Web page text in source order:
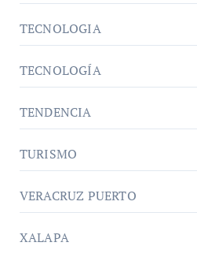
TECNOLOGIA
TECNOLOGÍA
TENDENCIA
TURISMO
VERACRUZ PUERTO
XALAPA